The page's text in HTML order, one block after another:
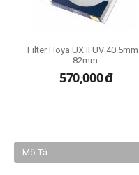
Filter Hoya UX II UV
82mm
570,000đ
Mô Tả